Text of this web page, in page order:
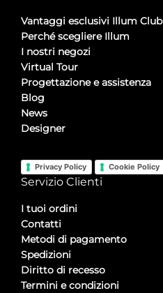
Vantaggi esclusivi Illum Club
Perché scegliere Illum
I nostri negozi
Virtual Tour
Progettazione e assistenza
Blog
News
Designer
Privacy Policy Cookie Policy
Servizio Clienti
I tuoi ordini
Contatti
Metodi di pagamento
Spedizioni
Diritto di recesso
Termini e condizioni